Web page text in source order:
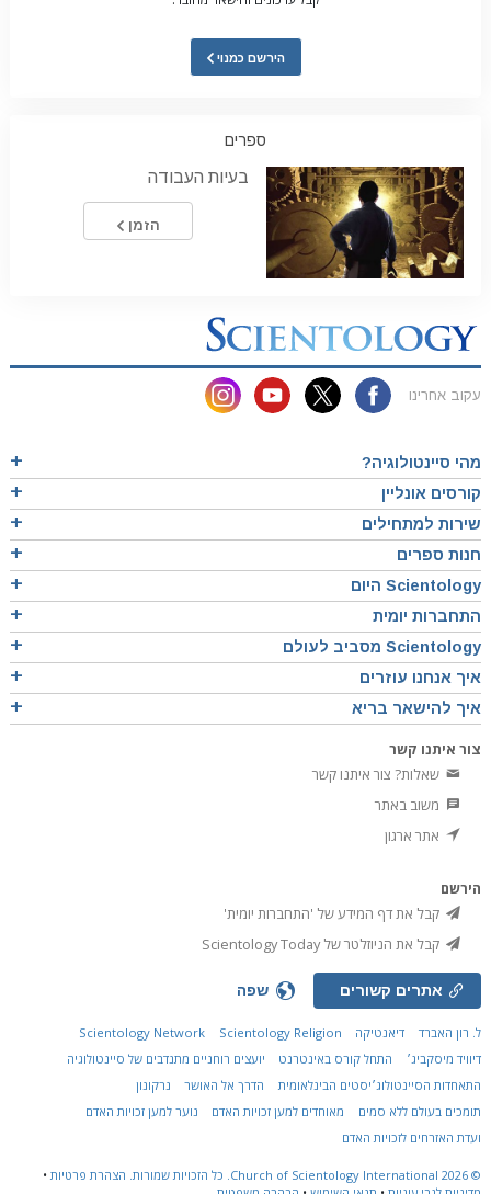
הירשם כמנוי
ספרים
בעיות העבודה
הזמן
עקוב אחרינו
מהי סיינטולוגיה?
קורסים אונליין
שירות למתחילים
חנות ספרים
Scientology היום
התחברות יומית
Scientology מסביב לעולם
איך אנחנו עוזרים
איך להישאר בריא
צור איתנו קשר
שאלות? צור איתנו קשר
משוב באתר
אתר ארגון
הירשם
קבל את דף המידע של 'התחברות יומית'
קבל את הניוזלטר של Scientology Today
אתרים קשורים שפה
ל. רון האברד דיאנטיקה Scientology Network
Scientology Religion
דיוויד מיסקביג׳
התחל קורס באינטרנט
יועצים רוחניים מתנדבים של סיינטולוגיה
התאחדות הסיינטולוג׳יסטים הבינלאומית
הדרך אל האושר
נרקונון
תומכים בעולם ללא סמים
מאוחדים למען זכויות האדם
נוער למען זכויות האדם
ועדת האזרחים לזכויות האדם
© 2026
Church of Scientology International. כל הזכויות שמורות. הצהרת פרטיות •